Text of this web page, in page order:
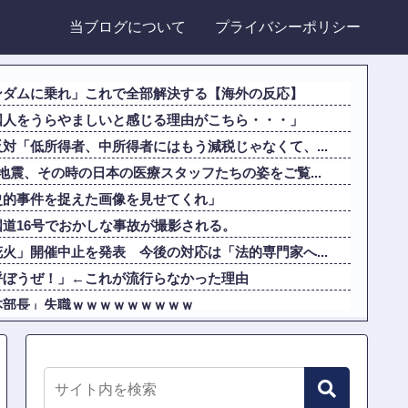
当ブログについて プライバシーポリシー
ムに乗れ」これで全部解決する【海外の反応】
をうらやましいと感じる理由がこちら・・・」
「低所得者、中所得者にはもう減税じゃなくて、...
震、その時の日本の医療スタッフたちの姿をご覧...
事件を捉えた画像を見せてくれ」
16号でおかしな事故が撮影される。
火」開催中止を発表 今後の対応は「法的専門家へ...
うぜ！」←これが流行らなかった理由
長」失職ｗｗｗｗｗｗｗｗｗ
どうなさいますか？」ワイ喪主「直葬で(即答)...
とせよしの、極小パンティがHすぎる